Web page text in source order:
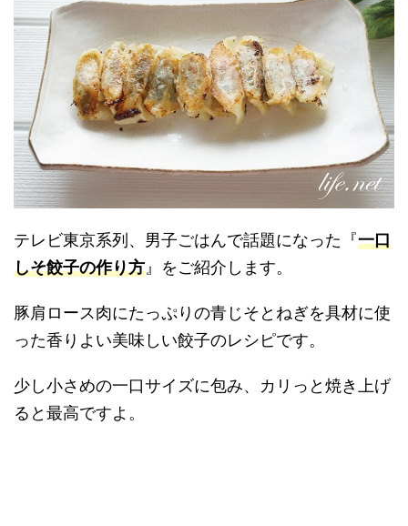
テレビ東京系列、男子ごはんで話題になった『一口
しそ餃子の作り方 』をご紹介します。
豚肩ロース肉にたっぷりの青じそとねぎを具材に使
った香りよい美味しい餃子のレシピです。
少し小さめの一口サイズに包み、カリっと焼き上げ
ると最高ですよ。